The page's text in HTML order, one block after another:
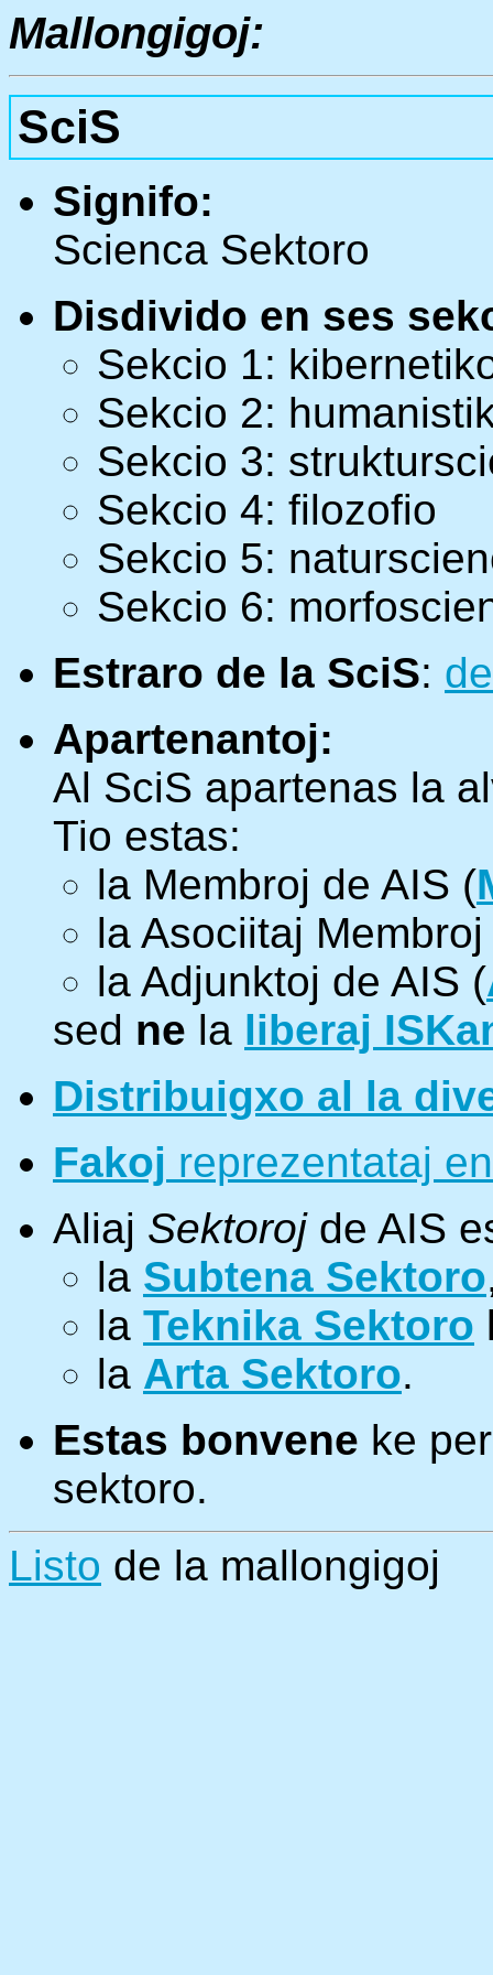
Mallongigoj:
SciS
Signifo:
Scienca Sektoro
Disdivido en ses
Sekcio 1:
Sekcio 2:
Sekcio 3:
Sekcio 4: filozofio
Sekcio 5:
Sekcio 6:
Estraro de la SciS:
Apartenantoj:
Al SciS apartenas la
Tio estas:
la Membroj de AIS (
la Asociitaj
la Adjunktoj de AIS (
sed ne la liberaj
Distribuigxo al la
Fakoj reprezentataj
Aliaj Sektorojde AIS
la Subtena Sektoro
la Teknika Sektoro
la Arta Sektoro.
Estas bonvene ke
sektoro.
Listo de la mallongigoj